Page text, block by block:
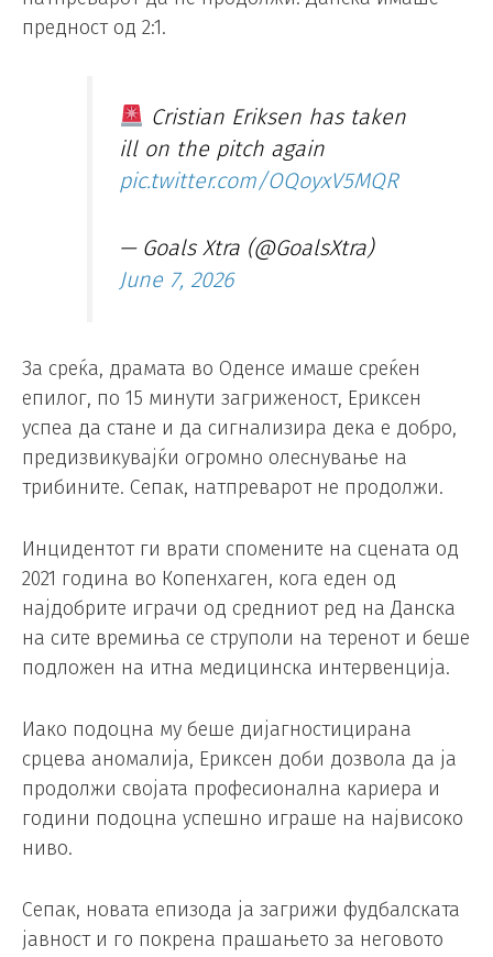
предност од 2:1.
Cristian Eriksen has taken
ill on the pitch again
pic.twitter.com/OQoyxV5MQR
— Goals Xtra (@GoalsXtra)
June 7, 2026
За среќа, драмата во Оденсе имаше среќен
епилог, по 15 минути загриженост, Ериксен
успеа да стане и да сигнализира дека е добро,
предизвикувајќи огромно олеснување на
трибините. Сепак, натпреварот не продолжи.
Инцидентот ги врати спомените на сцената од
2021 година во Копенхаген, кога еден од
најдобрите играчи од средниот ред на Данска
на сите времиња се струполи на теренот и беше
подложен на итна медицинска интервенција.
Иако подоцна му беше дијагностицирана
срцева аномалија, Ериксен доби дозвола да ја
продолжи својата професионална кариера и
години подоцна успешно играше на највисоко
ниво.
Сепак, новата епизода ја загрижи фудбалската
јавност и го покрена прашањето за неговото